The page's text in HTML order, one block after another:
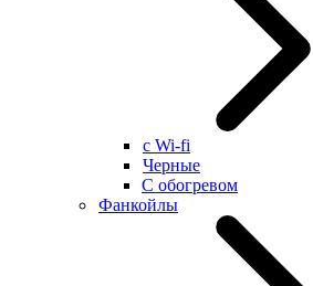
с Wi-fi
Черные
С обогревом
Фанкойлы